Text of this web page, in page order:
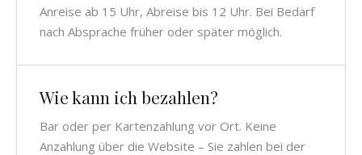
Anreise ab 15 Uhr, Abreise bis 12 Uhr. Bei Bedarf
nach Absprache früher oder später möglich.
Wie kann ich bezahlen?
Bar oder per Kartenzahlung vor Ort. Keine
Anzahlung über die Website – Sie zahlen bei der